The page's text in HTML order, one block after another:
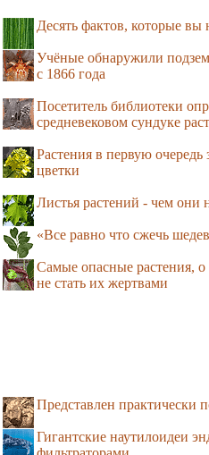
Десять фактов, которые вы
Учёные обнаружили
с 1866 года
Посетитель библиотеки
средневековом сундуке
Растения в первую
цветки
Листья растений - чем они
«Все равно что сжечь
Самые опасные растения,
не стать их жертвами
Представлен практически
Гигантские наутилоидеи